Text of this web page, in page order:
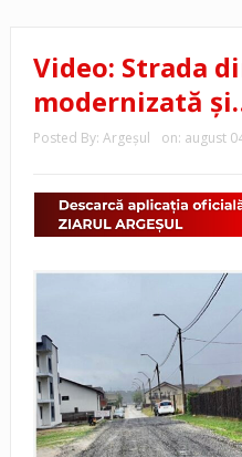
Video: Strada
modernizată
Posted By: Argeşul on: august